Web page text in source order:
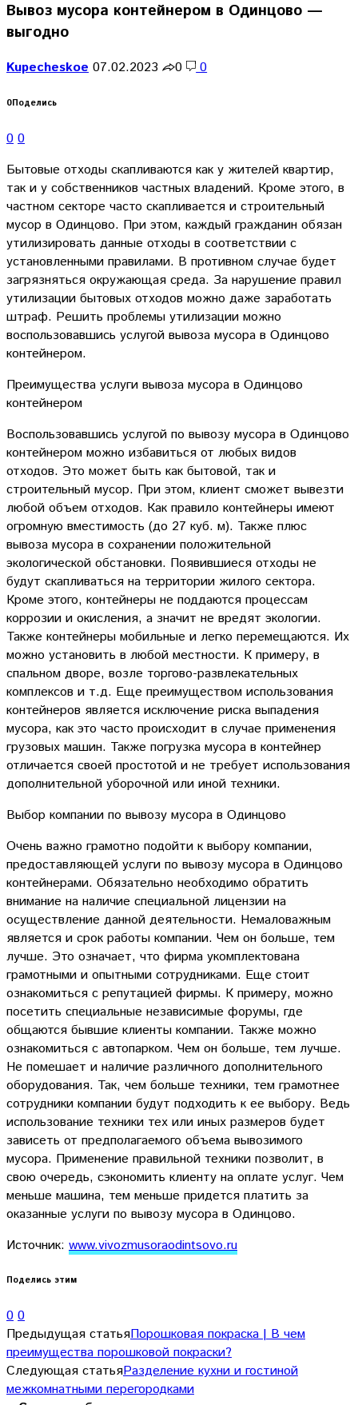
Вывоз мусора контейнером в Одинцово —
выгодно
Kupecheskoe 07.02.2023 0 0
0Поделись
0 0
Бытовые отходы скапливаются как у жителей квартир,
так и у собственников частных владений. Кроме этого, в
частном секторе часто скапливается и строительный
мусор в Одинцово. При этом, каждый гражданин обязан
утилизировать данные отходы в соответствии с
установленными правилами. В противном случае будет
загрязняться окружающая среда. За нарушение правил
утилизации бытовых отходов можно даже заработать
штраф. Решить проблемы утилизации можно
воспользовавшись услугой вывоза мусора в Одинцово
контейнером.
Преимущества услуги вывоза мусора в Одинцово
контейнером
Воспользовавшись услугой по вывозу мусора в Одинцово
контейнером можно избавиться от любых видов
отходов. Это может быть как бытовой, так и
строительный мусор. При этом, клиент сможет вывезти
любой объем отходов. Как правило контейнеры имеют
огромную вместимость (до 27 куб. м). Также плюс
вывоза мусора в сохранении положительной
экологической обстановки. Появившиеся отходы не
будут скапливаться на территории жилого сектора.
Кроме этого, контейнеры не поддаются процессам
коррозии и окисления, а значит не вредят экологии.
Также контейнеры мобильные и легко перемещаются. Их
можно установить в любой местности. К примеру, в
спальном дворе, возле торгово-развлекательных
комплексов и т.д. Еще преимуществом использования
контейнеров является исключение риска выпадения
мусора, как это часто происходит в случае применения
грузовых машин. Также погрузка мусора в контейнер
отличается своей простотой и не требует использования
дополнительной уборочной или иной техники.
Выбор компании по вывозу мусора в Одинцово
Очень важно грамотно подойти к выбору компании,
предоставляющей услуги по вывозу мусора в Одинцово
контейнерами. Обязательно необходимо обратить
внимание на наличие специальной лицензии на
осуществление данной деятельности. Немаловажным
является и срок работы компании. Чем он больше, тем
лучше. Это означает, что фирма укомплектована
грамотными и опытными сотрудниками. Еще стоит
ознакомиться с репутацией фирмы. К примеру, можно
посетить специальные независимые форумы, где
общаются бывшие клиенты компании. Также можно
ознакомиться с автопарком. Чем он больше, тем лучше.
Не помешает и наличие различного дополнительного
оборудования. Так, чем больше техники, тем грамотнее
сотрудники компании будут подходить к ее выбору. Ведь
использование техники тех или иных размеров будет
зависеть от предполагаемого объема вывозимого
мусора. Применение правильной техники позволит, в
свою очередь, сэкономить клиенту на оплате услуг. Чем
меньше машина, тем меньше придется платить за
оказанные услуги по вывозу мусора в Одинцово.
Источник: www.vivozmusoraodintsovo.ru
Поделись этим
0 0
Предыдущая статьяПорошковая покраска | В чем
преимущества порошковой покраски?
Следующая статьяРазделение кухни и гостиной
межкомнатными перегородками